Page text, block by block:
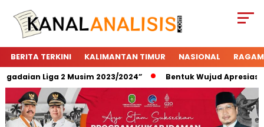
BERITA TERKINI KALIMANTAN TIMUR NASIONAL RAGAM
Liga 2 Musim 2023/2024” Bentuk Wujud Apresiasi